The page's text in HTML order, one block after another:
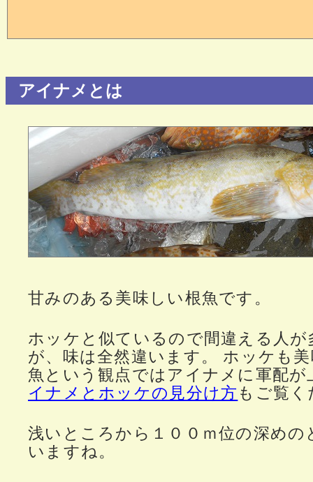
アイナメとは
甘みのある美味しい根魚です。
ホッケと似ているので間違える人
が、味は全然違います。 ホッケも
魚という観点ではアイナメに軍配
イナメとホッケの見分け方 もご覧
浅いところから１００ｍ位の深めの
いますね。